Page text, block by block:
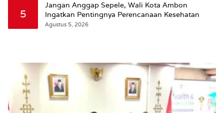
5
Jangan Anggap Sepele, Wali Kota Ambon
Ingatkan Pentingnya Perencanaan Kesehatan
Agustus 5, 2026